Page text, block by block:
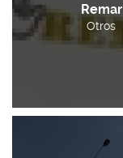
Remar
Otros